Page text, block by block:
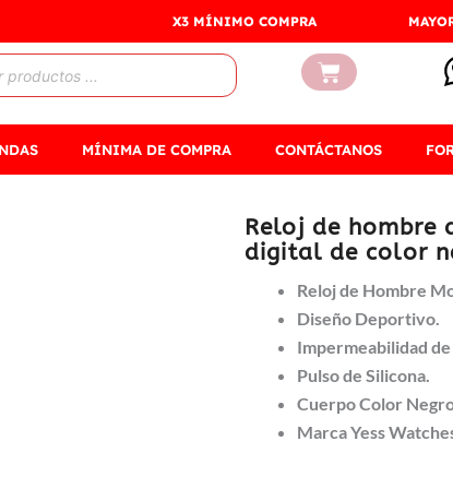
X3 MÍNIMO COMPRA
Carrito
MÍNIMA DE COMPRA CONTÁCTANOS
Reloj de hombre
digital de color
Reloj de Hombre
Diseño Deportivo.
Impermeabilidad
Pulso de Silicona.
Cuerpo Color
Marca Yess